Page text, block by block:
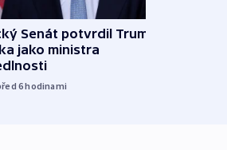
Senát potvrdil Trumpova
jako ministra
6hodinami